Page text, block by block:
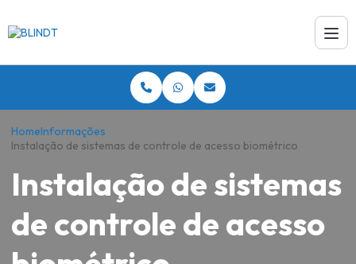
HomeInformações
Instalação de sistemas de controle de acesso biométrico
Instalação de sistemas
de controle de acesso